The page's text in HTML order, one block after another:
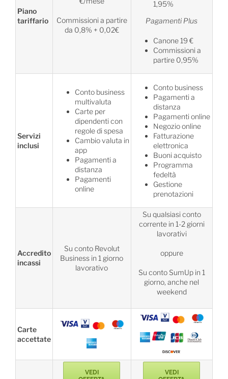
Piano
tariffario
Commissioni a partire
da 0,8% + 0,02€
1,95%
Pagamenti Plus
Canone 19 €
Commissioni a
partire 0,95%
Servizi
inclusi
Conto business
multivaluta
Carte per
dipendenti con
regole di spesa
Cambio valuta in
app
Pagamenti a
distanza
Pagamenti
online
Conto business
Pagamenti a
distanza
Pagamenti online
Negozio online
Fatturazione
elettronica
Buoni acquisto
Programma
fedeltà
Gestione
prenotazioni
Accredito
incassi
Su conto Revolut
Business in 1 giorno
lavorativo
Su qualsiasi conto
corrente in 1-2 giorni
lavorativi
oppure
Su conto SumUp in 1
giorno, anche nel
weekend
Carte
accettate
VEDI
VEDI